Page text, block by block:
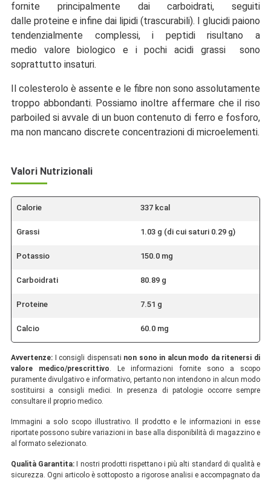
fornite principalmente dai carboidrati, seguiti
dalle proteine e infine dai lipidi (trascurabili). I glucidi paiono
tendenzialmente complessi, i peptidi risultano a
medio valore biologico e i pochi acidi grassi sono
soprattutto insaturi.
Il colesterolo è assente e le fibre non sono assolutamente
troppo abbondanti. Possiamo inoltre affermare che il riso
parboiled si avvale di un buon contenuto di ferro e fosforo,
ma non mancano discrete concentrazioni di microelementi.
Valori Nutrizionali
Calorie 337 kcal
Grassi 1.03 g (di cui saturi 0.29 g)
Potassio 150.0 mg
Carboidrati 80.89 g
Proteine 7.51 g
Calcio 60.0 mg
Avvertenze: I consigli dispensati non sono in alcun modo da ritenersi di
valore medico/prescrittivo. Le informazioni fornite sono a scopo
puramente divulgativo e informativo, pertanto non intendono in alcun modo
sostituirsi a consigli medici. In presenza di patologie occorre sempre
consultare il proprio medico.
Immagini a solo scopo illustrativo. Il prodotto e le informazioni in esse
riportate possono subire variazioni in base alla disponibilità di magazzino e
al formato selezionato.
Qualità Garantita: I nostri prodotti rispettano i più alti standard di qualità e
sicurezza. Ogni articolo è sottoposto a rigorose analisi e accompagnato da